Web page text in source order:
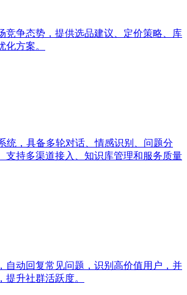
竞争态势，提供选品建议、定价策略、库
化方案。
统，具备多轮对话、情感识别、问题分
支持多渠道接入、知识库管理和服务质量
自动回复常见问题，识别高价值用户，并
提升社群活跃度。